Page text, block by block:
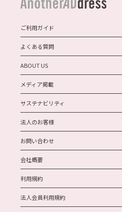
ご利用ガイド
よくある質問
ABOUT US
メディア掲載
サステナビリティ
法人のお客様
お問い合わせ
会社概要
利用規約
法人会員利用規約